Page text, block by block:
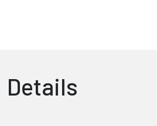
Details